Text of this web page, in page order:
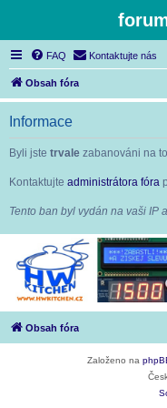
FAQ Kontaktujte nás
Obsah fóra
Informace
Byli jste trvale zabanováni na
Kontaktujte administrátora fóra
Tento ban byl vydán na vaši IP
Obsah fóra
Založeno na